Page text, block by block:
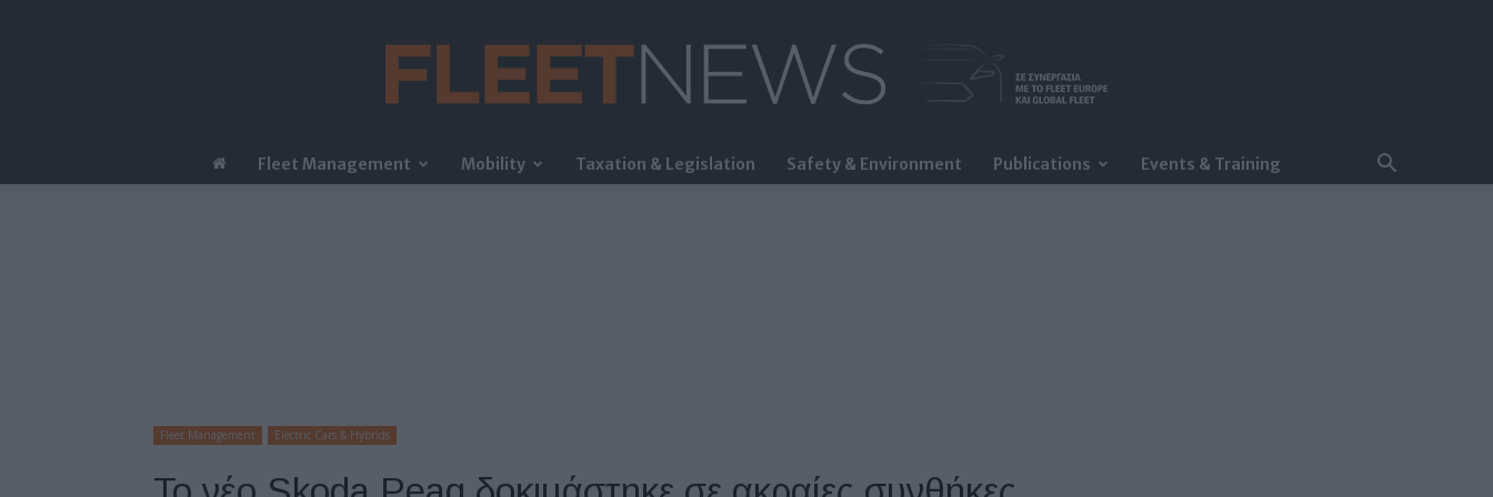
FleetNews
Fleet Management Mobility Taxation & Legislation Safety & Environment Publications Events & Training
Fleet Management Electric Cars & Hybrids